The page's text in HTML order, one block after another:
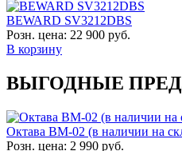
BEWARD SV3212DBS
Розн. цена: 22 900 руб.
В корзину
ВЫГОДНЫЕ
Октава ВМ-02 (в наличии на
Розн. цена: 2 990 руб.